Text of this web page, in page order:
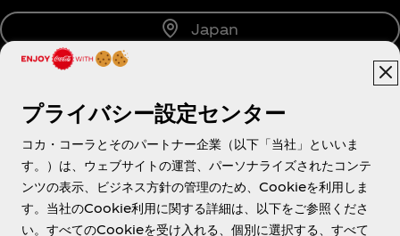
Japan
About us
Need help?
プライバシー設定センター
コカ・コーラとそのパートナー企業（以下「当社」といいま
す。）は、ウェブサイトの運営、パーソナライズされたコンテ
ンツの表示、ビジネス方針の管理のため、Cookieを利用しま
す。当社のCookie利用に関する詳細は、以下をご参照くださ
い。すべてのCookieを受け入れる、個別に選択する、すべて